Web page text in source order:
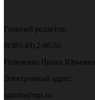
Главный редактор:
8(383-43) 2-06-56
Голиченко Ирина Юрьевна
Электронный адрес:
igazeta@ngs.ru